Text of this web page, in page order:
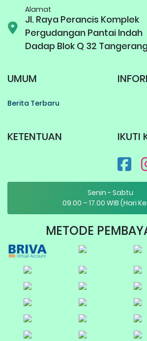
Alamat
Jl. Raya Perancis Komplek
Pergudangan Pantai Indah
Dadap Blok Q 32
UMUM
Berita Terbaru
KETENTUAN IKUTI
Senin - Sabtu
09.00 – 17.00 WIB (Hari
METODE